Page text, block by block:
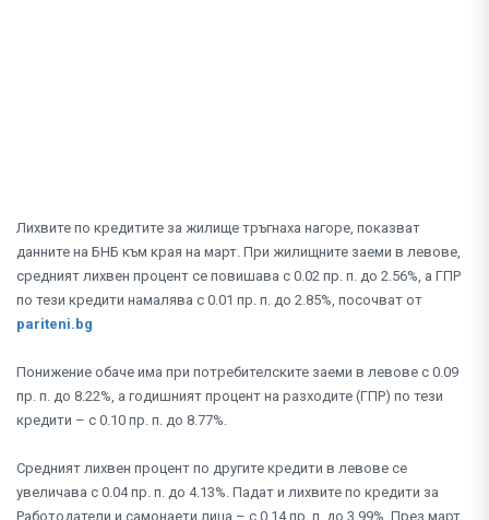
Лихвите по кредитите за жилище тръгнаха нагоре, показват
данните на БНБ към края на март. При жилищните заеми в левове,
средният лихвен процент се повишава с 0.02 пр. п. до 2.56%, а ГПР
по тези кредити намалява с 0.01 пр. п. до 2.85%, посочват от
pariteni.bg
Понижение обаче има при потребителските заеми в левове с 0.09
пр. п. до 8.22%, а годишният процент на разходите (ГПР) по тези
кредити – с 0.10 пр. п. до 8.77%.
Средният лихвен процент по другите кредити в левове се
увеличава с 0.04 пр. п. до 4.13%. Падат и лихвите по кредити за
Работодатели и самонаети лица – с 0.14 пр. п. до 3.99%. През март